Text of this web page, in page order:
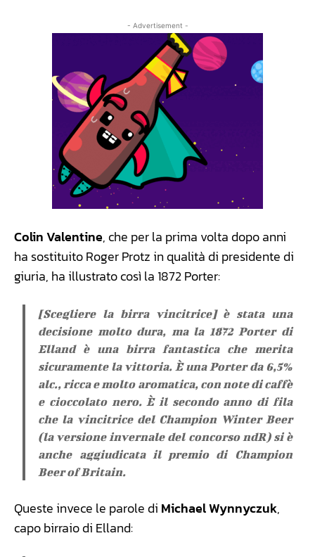
- Advertisement -
Colin Valentine, che per la prima volta dopo anni
ha sostituito Roger Protz in qualità di presidente di
giuria, ha illustrato così la 1872 Porter:
[Scegliere la birra vincitrice] è stata una
decisione molto dura, ma la 1872 Porter di
Elland è una birra fantastica che merita
sicuramente la vittoria. È una Porter da 6,5%
alc., ricca e molto aromatica, con note di caffè
e cioccolato nero. È il secondo anno di fila
che la vincitrice del Champion Winter Beer
(la versione invernale del concorso ndR) si è
anche aggiudicata il premio di Champion
Beer of Britain.
Queste invece le parole di Michael Wynnyczuk,
capo birraio di Elland: